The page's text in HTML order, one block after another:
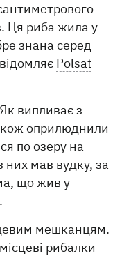
Ця риба жила у
знана серед
Polsat
випливає з
оприлюднили
по озеру на
них мав вудку, за
що жив у
мешканцям.
рибалки